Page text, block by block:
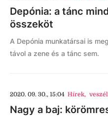
Depónia: a tánc
összeköt
A Depónia munkatársai is
távol a zene és a tánc sem.
2020. 09. 30., 15:04 Hírek,
Nagy a baj: